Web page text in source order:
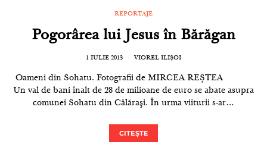
REPORTAJE
Pogorârea lui Jesus în Bărăgan
1 IULIE 2013 VIOREL ILIȘOI
Oameni din Sohatu. Fotografii de MIRCEA REȘTEA
Un val de bani înalt de 28 de milioane de euro se abate asupra
comunei Sohatu din Călăraşi. În urma viiturii s-ar…
CITEȘTE